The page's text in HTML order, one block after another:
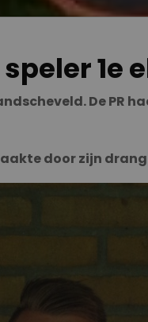
1e
De PR
door zijn